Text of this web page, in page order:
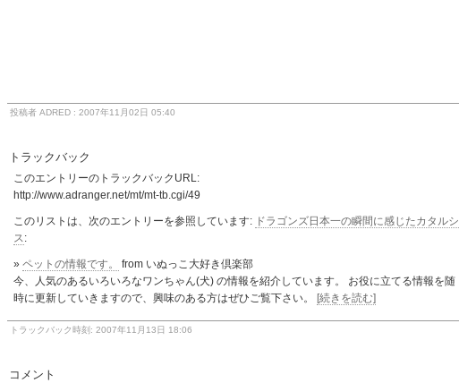
投稿者 ADRED : 2007年11月02日 05:40
トラックバック
このエントリーのトラックバックURL:
http://www.adranger.net/mt/mt-tb.cgi/49
このリストは、次のエントリーを参照しています: ドラゴンズ日本一の瞬間に感じたカタルシ
ス:
» ペットの情報です。
from いぬっこ大好き倶楽部
今、人気のあるいろいろなワンちゃん(犬) の情報を紹介しています。 お役に立てる情報を随
時に更新していきますので、興味のある方はぜひご覧下さい。
[続きを読む]
トラックバック時刻: 2007年11月13日 18:06
コメント